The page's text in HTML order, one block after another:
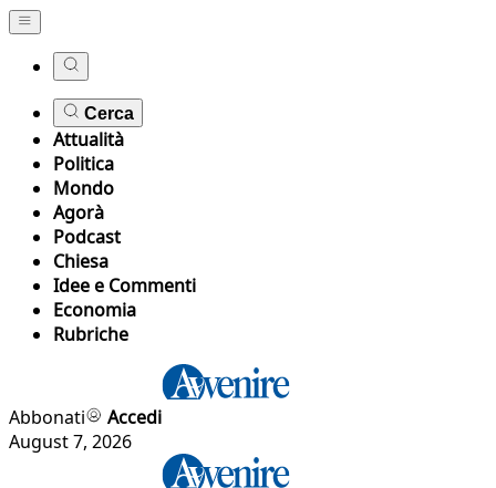
Cerca
Attualità
Politica
Mondo
Agorà
Podcast
Chiesa
Idee e Commenti
Economia
Rubriche
Abbonati
Accedi
August 7, 2026